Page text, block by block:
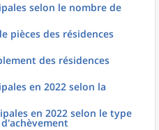
selon le nombre de
pièces des résidences
des résidences
en 2022 selon la
en 2022 selon le type